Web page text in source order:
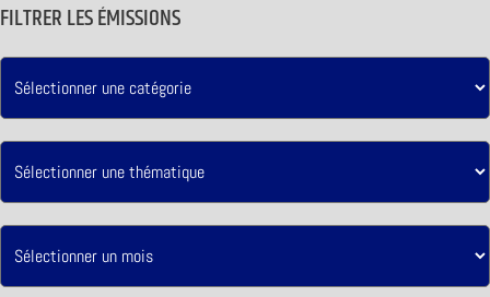
FILTRER LES ÉMISSIONS